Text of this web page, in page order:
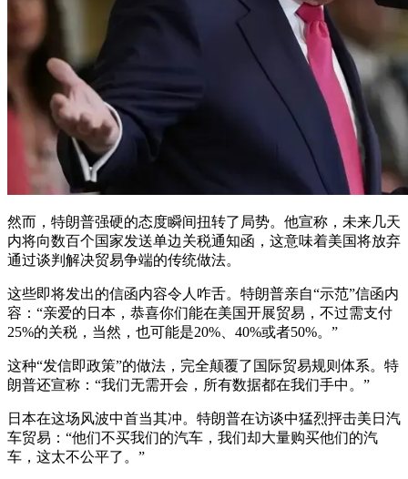
然而，特朗普强硬的态度瞬间扭转了局势。他宣称，未来几天
内将向数百个国家发送单边关税通知函，这意味着美国将放弃
通过谈判解决贸易争端的传统做法。
这些即将发出的信函内容令人咋舌。特朗普亲自“示范”信函内
容：“亲爱的日本，恭喜你们能在美国开展贸易，不过需支付
25%的关税，当然，也可能是20%、40%或者50%。”
这种“发信即政策”的做法，完全颠覆了国际贸易规则体系。特
朗普还宣称：“我们无需开会，所有数据都在我们手中。”
日本在这场风波中首当其冲。特朗普在访谈中猛烈抨击美日汽
车贸易：“他们不买我们的汽车，我们却大量购买他们的汽
车，这太不公平了。”